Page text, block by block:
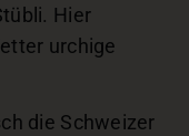
Hier
urchige
die Schweizer